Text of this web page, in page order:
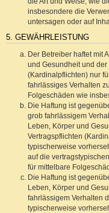
insbesondere die
untersagen oder auf
5. GEWÄHRLEISTUNG
Der Betreiber haftet mit
und Gesundheit und
(Kardinalpflichten) nur
fahrlässiges Verhalten
Folgeschäden wie
Die Haftung ist
grob fahrlässigem
Leben, Körper und
Vertragspflichten
typischerweise
auf die
für mittelbare
Die Haftung ist
Leben, Körper und
fahrlässigem Verhalten
typischerweise